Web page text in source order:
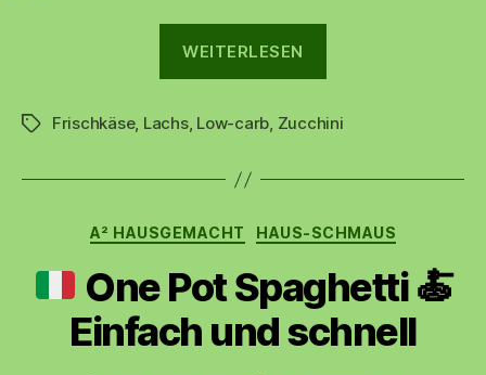
WEITERLESEN
Zucchini
Schlagwörter
Frischkäse, Lachs, Low-carb, Zucchini
Kategorien
A² HAUSGEMACHT HAUS-SCHMAUS
One Pot Spaghetti🍝
Einfach und schnell